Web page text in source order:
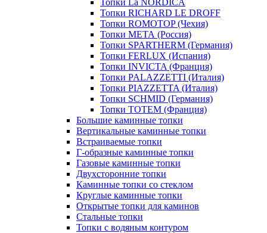
Топки La NORDICA
Топки RICHARD LE DROFF
Топки ROMOTOP (Чехия)
Топки МЕТА (Россия)
Топки SPARTHERM (Германия)
Топки FERLUX (Испания)
Топки INVICTA (Франция)
Топки PALAZZETTI (Италия)
Топки PIAZZETTA (Италия)
Топки SCHMID (Германия)
Топки TOTEM (Франция)
Большие каминные топки
Вертикальные каминные топки
Встраиваемые топки
Г-образные каминные топки
Газовые каминные топки
Двухсторонние топки
Каминные топки со стеклом
Круглые каминные топки
Открытые топки для каминов
Стальные топки
Топки с водяным контуром